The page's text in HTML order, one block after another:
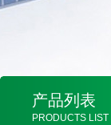
产品列表
PRODUCTS LIST